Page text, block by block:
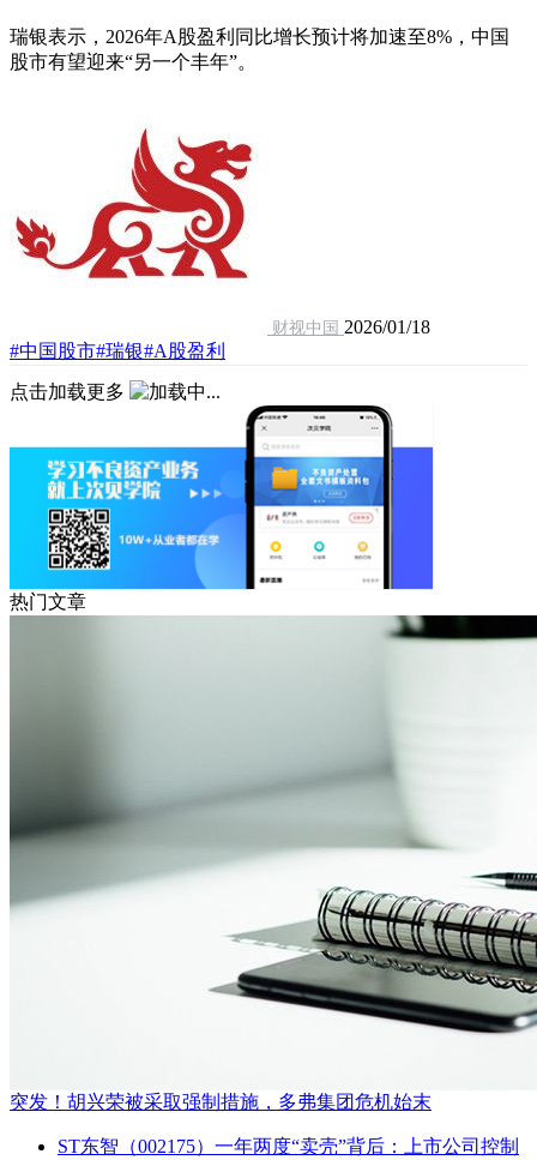
瑞银表示，2026年A股盈利同比增长预计将加速至8%，中国
股市有望迎来“另一个丰年”。
财视中国 2026/01/18
#中国股市#瑞银#A股盈利
点击加载更多
热门文章
突发！胡兴荣被采取强制措施，多弗集团危机始末
ST东智（002175）一年两度“卖壳”背后：上市公司控制